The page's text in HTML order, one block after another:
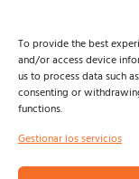
To provide the best
and/or access device
us to process data such
consenting or
functions.
Gestionar los servicios
LUNA
LUNA
Felix Ramirez